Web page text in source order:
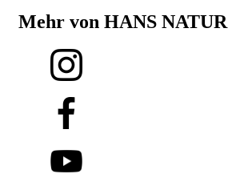
Mehr von HANS NATUR